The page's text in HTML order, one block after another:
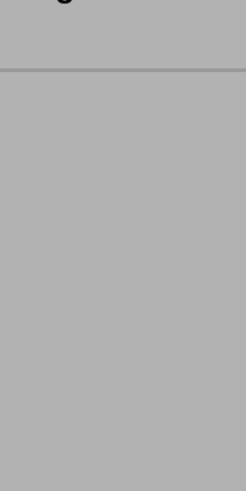
από